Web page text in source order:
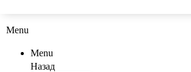
Menu
Menu
Назад